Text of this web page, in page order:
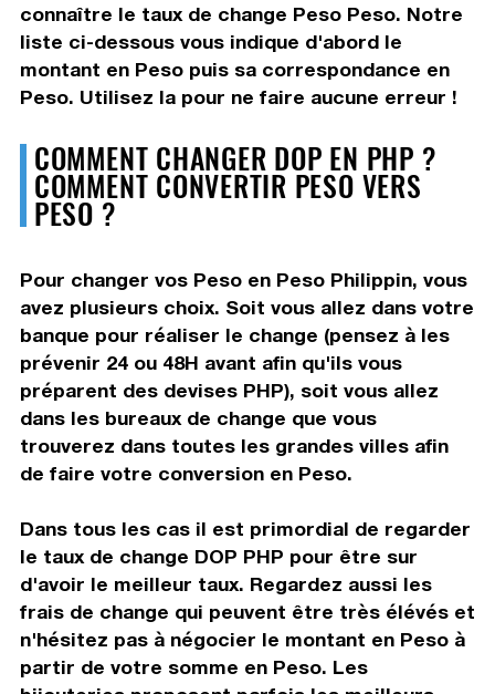
connaître le taux de change Peso Peso. Notre
liste ci-dessous vous indique d'abord le
montant en Peso puis sa correspondance en
Peso. Utilisez la pour ne faire aucune erreur !
COMMENT CHANGER DOP EN PHP ?
COMMENT CONVERTIR PESO VERS
PESO ?
Pour changer vos Peso en Peso Philippin, vous
avez plusieurs choix. Soit vous allez dans votre
banque pour réaliser le change (pensez à les
prévenir 24 ou 48H avant afin qu'ils vous
préparent des devises PHP), soit vous allez
dans les bureaux de change que vous
trouverez dans toutes les grandes villes afin
de faire votre conversion en Peso.
Dans tous les cas il est primordial de regarder
le taux de change DOP PHP pour être sur
d'avoir le meilleur taux. Regardez aussi les
frais de change qui peuvent être très élévés et
n'hésitez pas à négocier le montant en Peso à
partir de votre somme en Peso. Les